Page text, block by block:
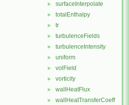
► surfaceInterpolate
► totalEnthalpy
► tr
► turbulenceFields
► turbulenceIntensity
► uniform
► volField
► vorticity
► wallHeatFlux
► wallHeatTransferCoeff